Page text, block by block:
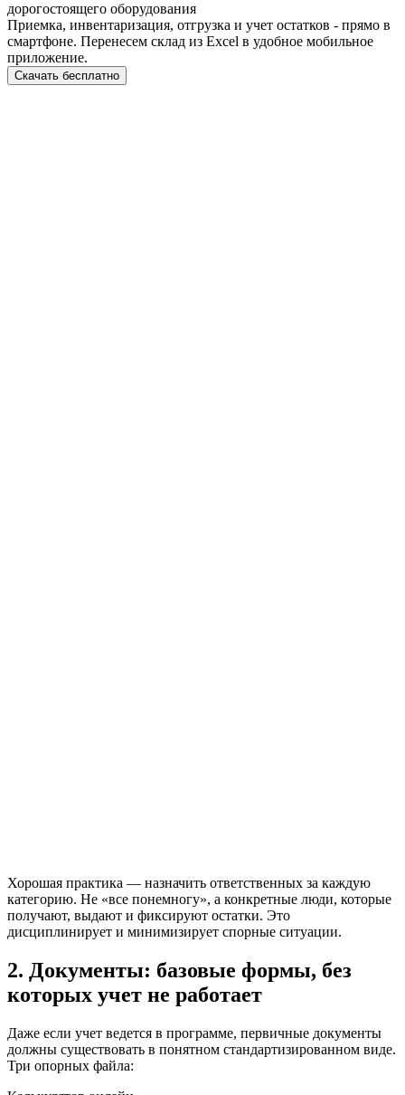
дорогостоящего оборудования
Приемка, инвентаризация, отгрузка и учет остатков - прямо в
смартфоне. Перенесем склад из Excel в удобное мобильное
приложение.
Скачать бесплатно
Хорошая практика — назначить ответственных за каждую
категорию. Не «все понемногу», а конкретные люди, которые
получают, выдают и фиксируют остатки. Это
дисциплинирует и минимизирует спорные ситуации.
2. Документы: базовые формы, без
которых учет не работает
Даже если учет ведется в программе, первичные документы
должны существовать в понятном стандартизированном виде.
Три опорных файла: